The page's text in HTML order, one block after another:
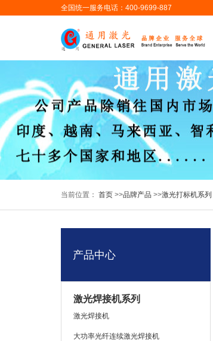
全国统一服务电话：400-9699-887
当前位置： 首页 >>品牌产品 >>激光打标机系列
产品中心
激光焊接机系列
激光焊接机
大功率光纤连续激光焊接机